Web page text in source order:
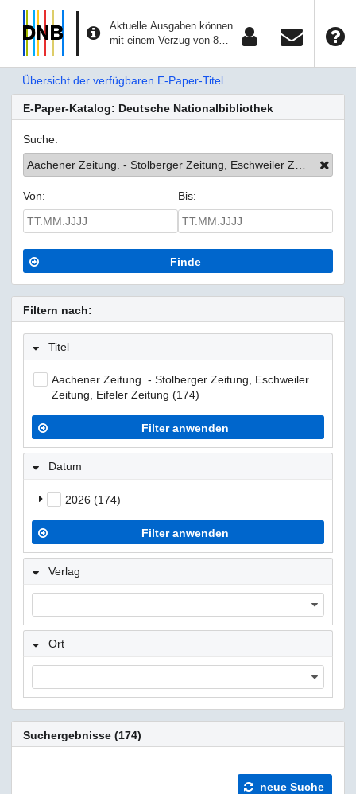
Aktuelle Ausgaben können
mit einem Verzug von 8
Übersicht der verfügbaren E-Paper-Titel
E-Paper-Katalog: Deutsche Nationalbibliothek
Suche:
Von: Bis:
Finde
Filtern nach:
Titel
Aachener Zeitung. - Stolberger Zeitung, Eschweiler
Zeitung, Eifeler Zeitung (174)
Filter anwenden
Datum
2026 (174)
Filter anwenden
Verlag
Ort
Suchergebnisse (174)
neue Suche